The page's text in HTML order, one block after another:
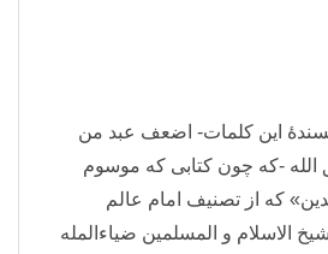
این کلمات- اضعف عبد من
الله -که چون کتابی که موسوم
که از تصنیف امام عالم
الاسلام و المسلمین ضیاءالمله